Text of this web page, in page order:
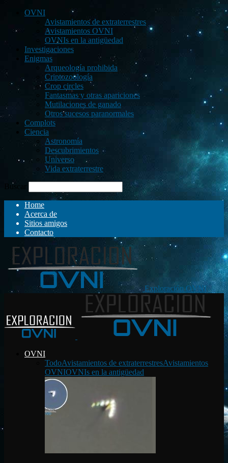
OVNI
Avistamientos de extraterrestres
Avistamientos OVNI
OVNIs en la antigüedad
Investigaciones
Enigmas
Arqueología prohibida
Criptozoología
Crop circles
Fantasmas y otras apariciones
Mutilaciones de ganado
Otros sucesos paranormales
Complots
Ciencia
Astronomía
Descubrimientos
Universo
Vida extraterrestre
Buscar
Home
Acerca de
Sitios amigos
Contacto
Exploración OVNI
OVNI
TodoAvistamientos de extraterrestresAvistamientos
OVNIOVNIs en la antigüedad